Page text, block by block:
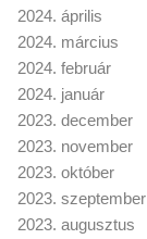
2024. április
2024. március
2024. február
2024. január
2023. december
2023. november
2023. október
2023. szeptember
2023. augusztus